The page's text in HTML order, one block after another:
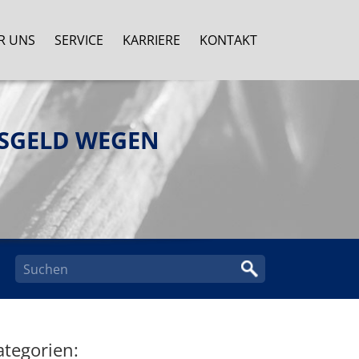
UNS SERVICE KARRIERE KONTAKT
WEGEN